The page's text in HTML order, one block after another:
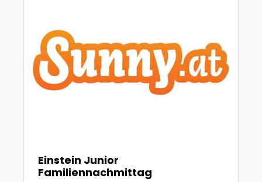
Einstein Junior
Familiennachmittag